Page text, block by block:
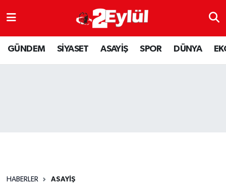
GÜNDEM SİYASET ASAYİŞ SPOR DÜNYA
HABERLER ASAYİŞ
ASAYİŞ
DÜNYA
Nöbetçi Eczaneler
Hava Durumu